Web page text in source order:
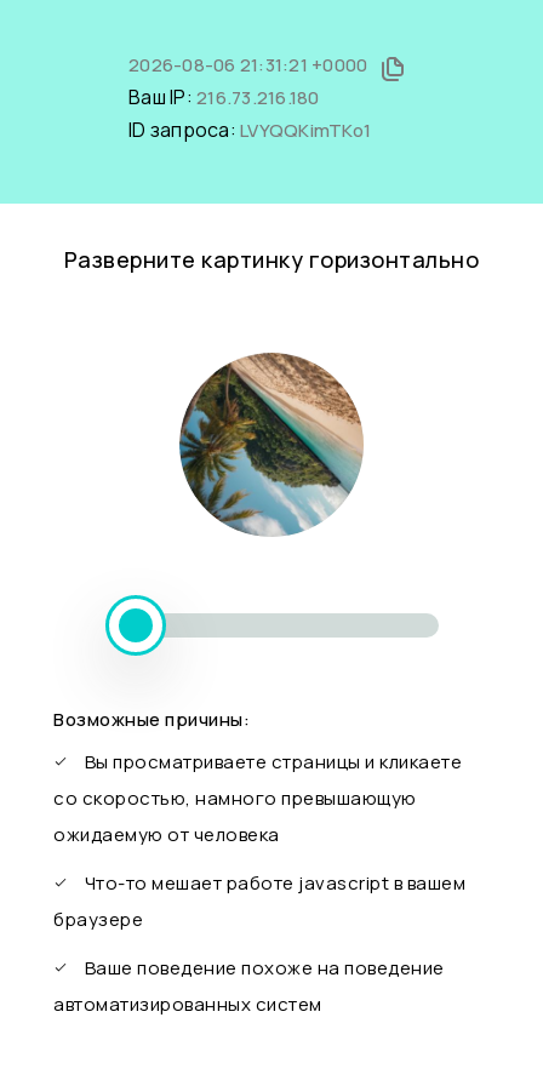
2026-08-06 21:31:21 +0000
Ваш IP: 216.73.216.180
ID запроса: LVYQQKimTKo1
Разверните картинку горизонтально
Возможные причины:
Вы просматриваете страницы и кликаете
со скоростью, намного превышающую
ожидаемую от человека
Что-то мешает работе javascript в вашем
браузере
Ваше поведение похоже на поведение
автоматизированных систем